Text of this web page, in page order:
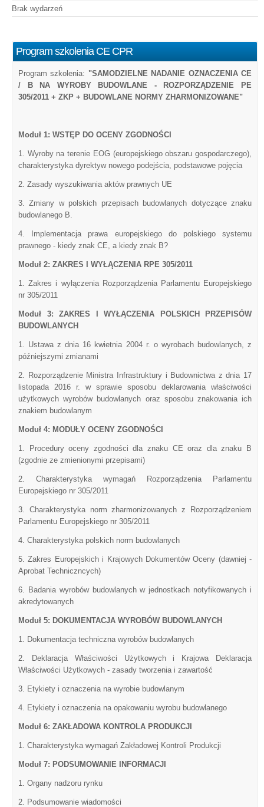
Brak wydarzeń
Program szkolenia CE CPR
Program szkolenia: "SAMODZIELNE NADANIE OZNACZENIA CE
/ B NA WYROBY BUDOWLANE - ROZPORZĄDZENIE PE
305/2011 + ZKP + BUDOWLANE NORMY ZHARMONIZOWANE"
Moduł 1: WSTĘP DO OCENY ZGODNOŚCI
1. Wyroby na terenie EOG (europejskiego obszaru gospodarczego),
charakterystyka dyrektyw nowego podejścia, podstawowe pojęcia
2. Zasady wyszukiwania aktów prawnych UE
3. Zmiany w polskich przepisach budowlanych dotyczące znaku
budowlanego B.
4. Implementacja prawa europejskiego do polskiego systemu
prawnego - kiedy znak CE, a kiedy znak B?
Moduł 2: ZAKRES I WYŁĄCZENIA RPE 305/2011
1. Zakres i wyłączenia Rozporządzenia Parlamentu Europejskiego
nr 305/2011
Moduł 3: ZAKRES I WYŁĄCZENIA POLSKICH PRZEPISÓW
BUDOWLANYCH
1. Ustawa z dnia 16 kwietnia 2004 r. o wyrobach budowlanych, z
późniejszymi zmianami
2. Rozporządzenie Ministra Infrastruktury i Budownictwa z dnia 17
listopada 2016 r. w sprawie sposobu deklarowania właściwości
użytkowych wyrobów budowlanych oraz sposobu znakowania ich
znakiem budowlanym
Moduł 4: MODUŁY OCENY ZGODNOŚCI
1. Procedury oceny zgodności dla znaku CE oraz dla znaku B
(zgodnie ze zmienionymi przepisami)
2. Charakterystyka wymagań Rozporządzenia Parlamentu
Europejskiego nr 305/2011
3. Charakterystyka norm zharmonizowanych z Rozporządzeniem
Parlamentu Europejskiego nr 305/2011
4. Charakterystyka polskich norm budowlanych
5. Zakres Europejskich i Krajowych Dokumentów Oceny (dawniej -
Aprobat Techniczncych)
6. Badania wyrobów budowlanych w jednostkach notyfikowanych i
akredytowanych
Moduł 5: DOKUMENTACJA WYROBÓW BUDOWLANYCH
1. Dokumentacja techniczna wyrobów budowlanych
2. Deklaracja Właściwości Użytkowych i Krajowa Deklaracja
Właściwości Użytkowych - zasady tworzenia i zawartość
3. Etykiety i oznaczenia na wyrobie budowlanym
4. Etykiety i oznaczenia na opakowaniu wyrobu budowlanego
Moduł 6: ZAKŁADOWA KONTROLA PRODUKCJI
1. Charakterystyka wymagań Zakładowej Kontroli Produkcji
Moduł 7: PODSUMOWANIE INFORMACJI
1. Organy nadzoru rynku
2. Podsumowanie wiadomości